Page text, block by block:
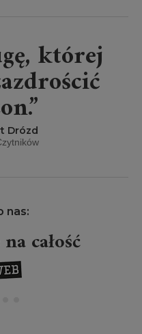
której
Drózd
nas:
całość